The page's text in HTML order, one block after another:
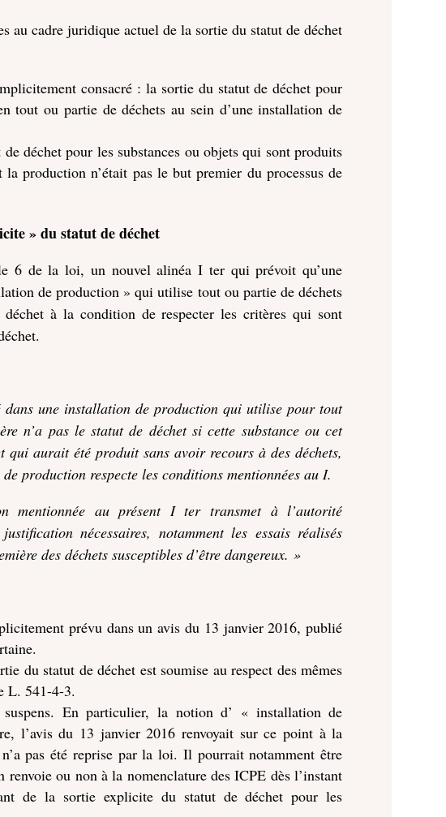
au cadre juridique actuel de la sortie du statut de déchet
consacré : la sortie du statut de déchet pour
tout ou partie de déchets au sein d’une installation de
déchet pour les substances ou objets qui sont produits
production n’était pas le but premier du processus de
» du statut de déchet
6 de la loi, un nouvel alinéa I ter qui prévoit qu’une
de production » qui utilise tout ou partie de déchets
à la condition de respecter les critères qui sont
une installation de production qui utilise pour tout
n’a pas le statut de déchet si cette substance ou cet
aurait été produit sans avoir recours à des déchets,
production respecte les conditions mentionnées au I.
mentionnée au présent I ter transmet à l’autorité
nécessaires, notamment les essais réalisés
des déchets susceptibles d’être dangereux. »
prévu dans un avis du 13 janvier 2016, publié
du statut de déchet est soumise au respect des mêmes
L. 541-4-3.
En particulier, la notion d’ « installation de
l’avis du 13 janvier 2016 renvoyait sur ce point à la
pas été reprise par la loi. Il pourrait notamment être
ou non à la nomenclature des ICPE dès l’instant
de la sortie explicite du statut de déchet pour les